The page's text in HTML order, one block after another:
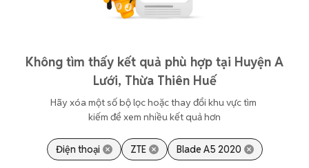
Không tìm thấy kết quả phù hợp tại Huyện A
Lưới, Thừa Thiên Huế
Hãy xóa một số bộ lọc hoặc thay đổi khu vực tìm
kiếm để xem nhiều kết quả hơn
Điện thoại ZTE Blade A5 2020